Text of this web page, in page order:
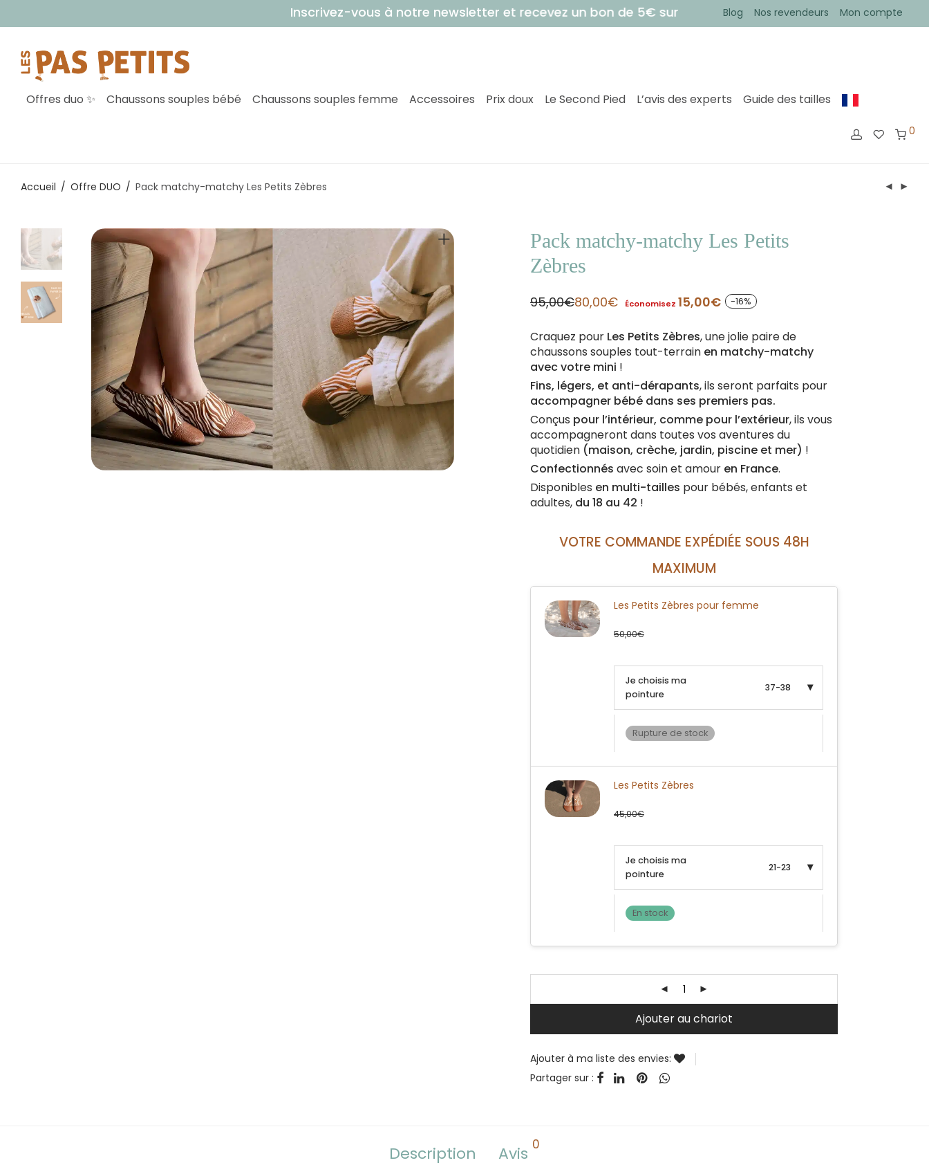
Inscrivez-vous à notre newsletter et recevez un bon de 5€ sur votre première commande !• Votre
Blog Nos revendeurs Mon compte
Offres duo ✨ Chaussons souples bébé Chaussons souples femme Accessoires Prix doux Le Second Pied L’avis des experts Guide des tailles
0
Accueil / Offre DUO / Pack matchy-matchy Les Petits Zèbres
Pack matchy-matchy Les Petits
Zèbres
95,00€80,00€ Économisez 15,00€ -16%
Craquez pour Les Petits Zèbres, une jolie paire de
chaussons souples tout-terrain en matchy-matchy
avec votre mini !
Fins, légers, et anti-dérapants, ils seront parfaits pour
accompagner bébé dans ses premiers pas.
Conçus pour l’intérieur, comme pour l’extérieur, ils vous
accompagneront dans toutes vos aventures du
quotidien (maison, crèche, jardin, piscine et mer) !
Confectionnés avec soin et amour en France.
Disponibles en multi-tailles pour bébés, enfants et
adultes, du 18 au 42 !
VOTRE COMMANDE EXPÉDIÉE SOUS 48H
MAXIMUM
Les Petits Zèbres pour femme
50,00€
Je choisis ma
pointure
37-38
Rupture de stock
Les Petits Zèbres
45,00€
Je choisis ma
pointure
21-23
En stock
Ajouter au chariot
Ajouter à ma liste des envies:
Partager sur :
Description Avis 0